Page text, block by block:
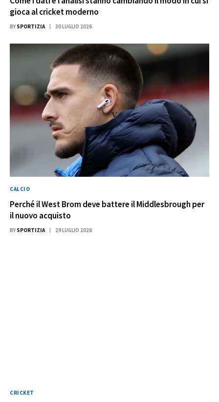
gioca al cricket moderno
BY SPORTIZIA 30 LUGLIO 2026
CALCIO
Perché il West Brom deve battere il Middlesbrough per
il nuovo acquisto
BY SPORTIZIA 29 LUGLIO 2026
CRICKET